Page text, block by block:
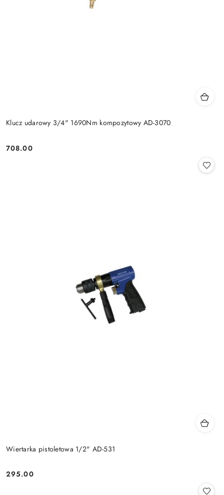
Klucz udarowy 3/4" 1690Nm kompozytowy AD-3070
Cena:
708.00
Wiertarka pistoletowa 1/2" AD-531
Cena:
295.00